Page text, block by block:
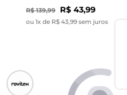
R$ 139,99 R$ 43,99
ou 1x de R$ 43,99 sem juros